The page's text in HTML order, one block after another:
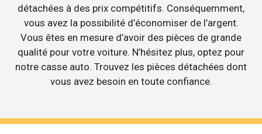
détachées à des prix compétitifs. Conséquemment,
vous avez la possibilité d’économiser de l’argent.
Vous êtes en mesure d’avoir des pièces de grande
qualité pour votre voiture. N’hésitez plus, optez pour
notre casse auto. Trouvez les pièces détachées dont
vous avez besoin en toute confiance.